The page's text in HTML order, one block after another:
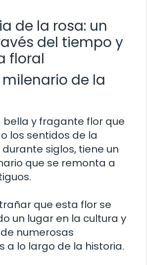
de la rosa: un
del tiempo y
floral
milenario de la
bella y fragante flor que
los sentidos de la
siglos, tiene un
que se remonta a
que esta flor se
un lugar en la cultura y
numerosas
a lo largo de la historia.